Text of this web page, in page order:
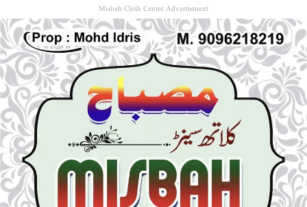
Misbah Cloth Center Advertisment